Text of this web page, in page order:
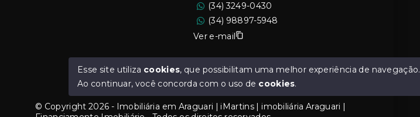
(34) 3249-0430
(34) 98897-5948
Ver e-mail
© Copyright 2026 - Imobiliária em Araguari | iMartins | imobiliária Araguari |
Esse site utiliza cookies, que possibilitam uma melhor experiência de navegação.
Ao continuar, você concorda com o uso de cookies.